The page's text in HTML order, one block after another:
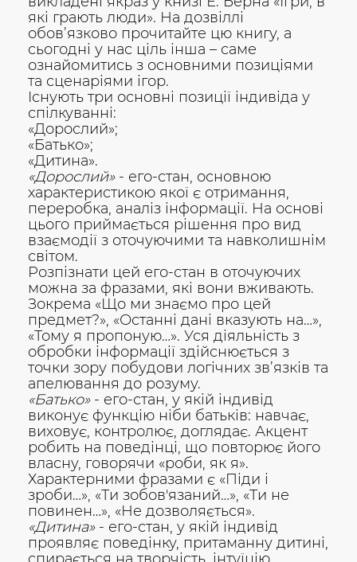
які грають люди». На дозвіллі
обов’язково прочитайте цю книгу, а
сьогодні у нас ціль інша – саме
ознайомитись з основними позиціями
та сценаріями ігор.
Існують три основні позиції індивіда у
спілкуванні:
«Дорослий»;
«Батько»;
«Дитина».
«Дорослий»- его-стан, основною
характеристикою якої є отримання,
переробка, аналіз інформації. На основі
цього приймається рішення про вид
взаємодії з оточуючими та навколишнім
світом.
Розпізнати цей его-стан в оточуючих
можна за фразами, які вони вживають.
Зокрема «Що ми знаємо про цей
предмет?», «Останні дані вказують на…»,
«Тому я пропоную…». Уся діяльність з
обробки інформації здійснюється з
точки зору побудови логічних зв’язків та
апелювання до розуму.
«Батько»- его-стан, у якій індивід
виконує функцію ніби батьків: навчає,
виховує, контролює, доглядає. Акцент
робить на поведінці, що повторює його
власну, говорячи «роби, як я».
Характерними фразами є «Піди і
зроби…», «Ти зобов'язаний…», «Ти не
повинен…», «Не дозволяється».
«Дитина»- его-стан, у якій індивід
проявляє поведінку, притаманну дитині,